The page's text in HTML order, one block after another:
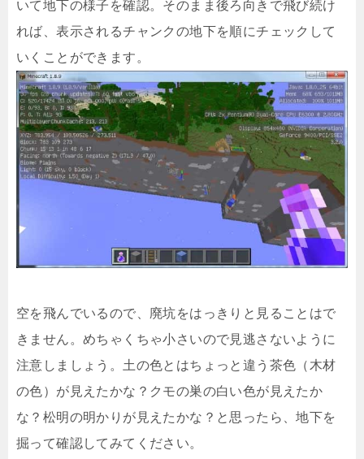
いて地下の様子を確認。そのまま後ろ向きで飛び続け
れば、表示されるチャンクの地下を順にチェックして
いくことができます。
空を飛んでいるので、廃坑をはっきりと見ることはで
きません。めちゃくちゃ小さいので見逃さないように
注意しましょう。土の色とはちょっと違う茶色（木材
の色）が見えたかな？クモの巣の白い色が見えたか
な？松明の明かりが見えたかな？と思ったら、地下を
掘って確認してみてください。